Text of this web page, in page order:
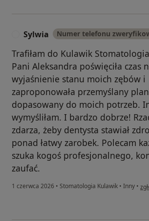
Sylwia Numer telefonu
Trafiłam do Kulawik
Pani Aleksandra poświęciła czas
wyjaśnienie stanu moich zębów i
zaproponowała przemyślany
dopasowany do moich potrzeb.
wymyśliłam. I bardzo dobrze!
zdarza, żeby dentysta stawiał
ponad łatwy zarobek. Polecam
szuka kogoś profesjonalnego,
zaufać.
1 czerwca 2026 • Stomatologia Kulawik • Inny • w